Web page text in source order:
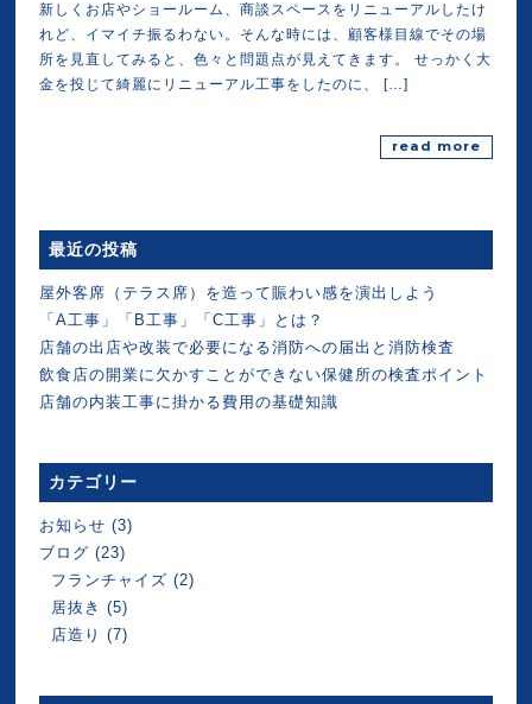
新しくお店やショールーム、商談スペースをリニューアルしたけ
れど、イマイチ振るわない。そんな時には、顧客様目線でその場
所を見直してみると、色々と問題点が見えてきます。 せっかく大
金を投じて綺麗にリニューアル工事をしたのに、 […]
read more
最近の投稿
屋外客席（テラス席）を造って賑わい感を演出しよう
「A工事」「B工事」「C工事」とは？
店舗の出店や改装で必要になる消防への届出と消防検査
飲食店の開業に欠かすことができない保健所の検査ポイント
店舗の内装工事に掛かる費用の基礎知識
カテゴリー
お知らせ (3)
ブログ (23)
フランチャイズ (2)
居抜き (5)
店造り (7)